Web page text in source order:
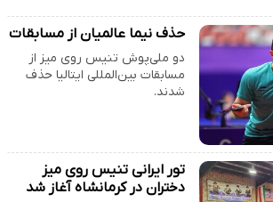
حذف نیما عالمیان از مسابقات
دو ملی‌پوش تنیس روی میز از
مسابقات بین‌المللی ایتالیا حذف
شدند.
تور ایرانی تنیس روی میز
دختران در کرمانشاه آغاز شد